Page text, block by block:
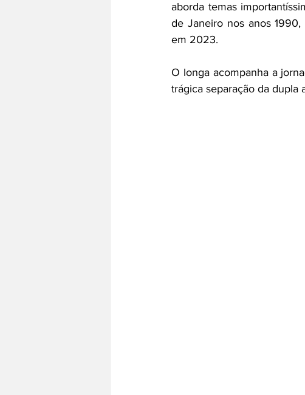
aborda temas
de Janeiro nos anos
em 2023.
O longa acompanha a
trágica separação da